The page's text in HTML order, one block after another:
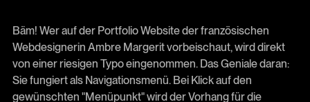
Bäm! Wer auf der Portfolio Website der französischen
Webdesignerin Ambre Margerit vorbeischaut, wird direkt
von einer riesigen Typo eingenommen. Das Geniale daran:
Sie fungiert als Navigationsmenü. Bei Klick auf den
gewünschten "Menüpunkt" wird der Vorhang für die